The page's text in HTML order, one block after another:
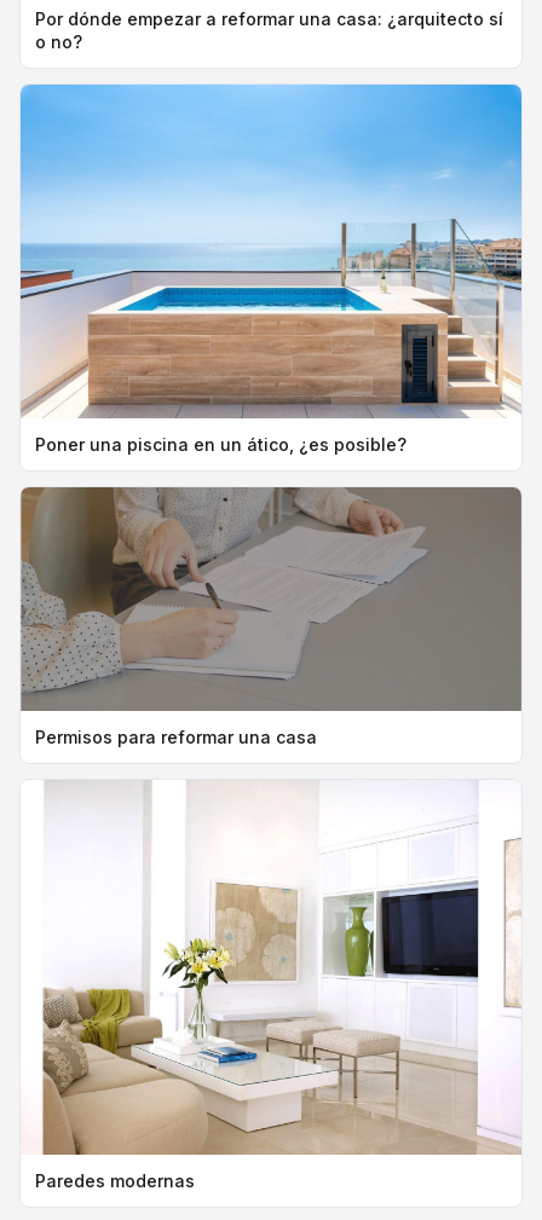
Por dónde empezar a reformar una casa: ¿arquitecto sí
o no?
Poner una piscina en un ático, ¿es posible?
Permisos para reformar una casa
Paredes modernas